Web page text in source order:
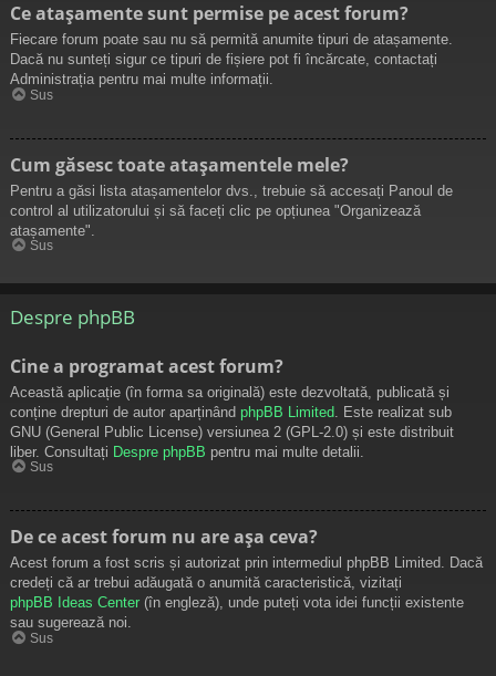
Ce atașamente sunt permise pe acest forum?
Fiecare forum poate sau nu să permită anumite tipuri de atașamente.
Dacă nu sunteți sigur ce tipuri de fișiere pot fi încărcate, contactați
Administrația pentru mai multe informații.
Sus
Cum găsesc toate atașamentele mele?
Pentru a găsi lista atașamentelor dvs., trebuie să accesați Panoul de
control al utilizatorului și să faceți clic pe opțiunea "Organizează
atașamente".
Sus
Despre phpBB
Cine a programat acest forum?
Această aplicație (în forma sa originală) este dezvoltată, publicată și
conține drepturi de autor aparținând phpBB Limited . Este realizat sub
GNU (General Public License) versiunea 2 (GPL-2.0) și este distribuit
liber. Consultați Despre phpBB pentru mai multe detalii.
Sus
De ce acest forum nu are așa ceva?
Acest forum a fost scris și autorizat prin intermediul phpBB Limited. Dacă
credeți că ar trebui adăugată o anumită caracteristică, vizitați
phpBB Ideas Center (în engleză), unde puteți vota idei funcții existente
sau sugerează noi.
Sus